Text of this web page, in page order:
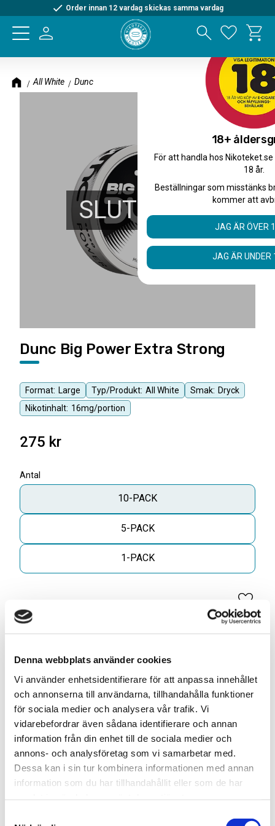
Denna webbplats använder cookies
Vi använder enhetsidentifierare för att anpassa innehållet
och annonserna till användarna, tillhandahålla funktioner
för sociala medier och analysera vår trafik. Vi
vidarebefordrar även sådana identifierare och annan
information från din enhet till de sociala medier och
annons- och analysföretag som vi samarbetar med.
Dessa kan i sin tur kombinera informationen med annan
information som du har tillhandahållit eller som de har
Meny
Order innan 12 vardag skickas samma vardag
All White Dunc
SLUTSÅLD
Format: Large Typ/Produkt: All White Smak: Dryck
Nikotinhalt: 16mg/portion
Dunc Big Power Extra Strong
275 kr
Antal
10-PACK
5-PACK
1-PACK
Lägg
Skapa din egen 10-pack blandning* för
399kr
Lägg till denna smak i din anpassade blandning. Välj 10
olika smaker och få dem för ett specialpris!
18+
För att handla hos
18 år.
Beställningar som misstänks
kommer att
JAG ÄR ÖVER
JAG ÄR UNDER